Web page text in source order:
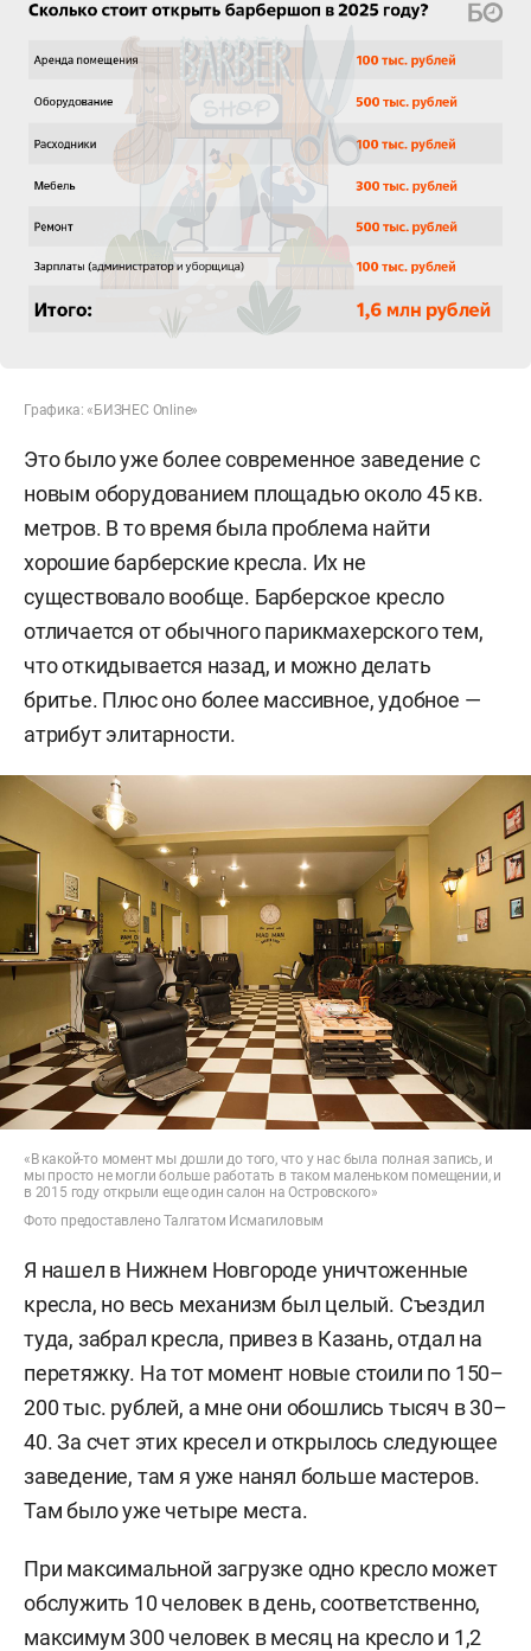
Графика: «БИЗНЕС Online»
Это было уже более современное заведение с
новым оборудованием площадью около 45 кв.
метров. В то время была проблема найти
хорошие барберские кресла. Их не
существовало вообще. Барберское кресло
отличается от обычного парикмахерского тем,
что откидывается назад, и можно делать
бритье. Плюс оно более массивное, удобное —
атрибут элитарности.
«В какой-то момент мы дошли до того, что у нас была полная запись, и
мы просто не могли больше работать в таком маленьком помещении, и
в 2015 году открыли еще один салон на Островского»
Фото предоставлено Талгатом Исмагиловым
Я нашел в Нижнем Новгороде уничтоженные
кресла, но весь механизм был целый. Съездил
туда, забрал кресла, привез в Казань, отдал на
перетяжку. На тот момент новые стоили по 150–
200 тыс. рублей, а мне они обошлись тысяч в 30–
40. За счет этих кресел и открылось следующее
заведение, там я уже нанял больше мастеров.
Там было уже четыре места.
При максимальной загрузке одно кресло может
обслужить 10 человек в день, соответственно,
максимум 300 человек в месяц на кресло и 1,2